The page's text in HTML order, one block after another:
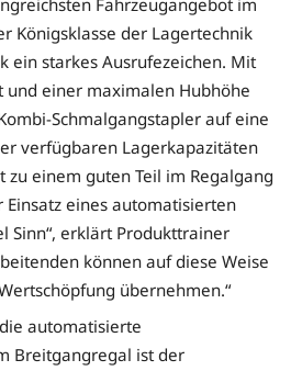
Königsklasse der Lagertechnik
ein starkes Ausrufezeichen. Mit
und einer maximalen Hubhöhe
Schmalgangstapler auf eine
verfügbaren Lagerkapazitäten
zu einem guten Teil im Regalgang
eines automatisierten
Sinn“, erklärt Produkttrainer
können auf diese Weise
übernehmen.“
automatisierte
Breitgangregal ist der